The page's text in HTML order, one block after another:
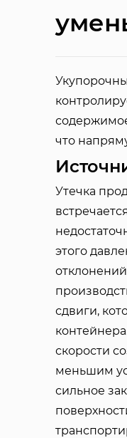
что
Утечка
этого
сдвиги,
скорости
меньшим
сильное